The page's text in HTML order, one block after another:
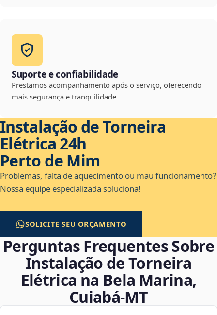
Suporte e confiabilidade
Prestamos acompanhamento após o serviço, oferecendo
mais segurança e tranquilidade.
Instalação de Torneira
Elétrica 24h
Perto de Mim
Problemas, falta de aquecimento ou mau funcionamento?
Nossa equipe especializada soluciona!
SOLICITE SEU ORÇAMENTO
Perguntas Frequentes Sobre
Instalação de Torneira
Elétrica na Bela Marina,
Cuiabá‑MT